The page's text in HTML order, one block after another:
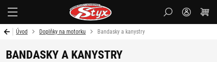
Úvod Doplňky na motorku Bandasky a kanystry
BANDASKY A KANYSTRY